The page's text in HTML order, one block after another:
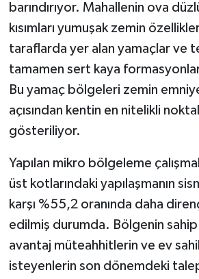
barındırıyor. Mahallenin ova
kısımları yumuşak zemin
taraflarda yer alan yamaçlar ve
tamamen sert kaya
Bu yamaç bölgeleri zemin
açısından kentin en nitelikli
gösteriliyor.
Yapılan mikro bölgeleme
üst kotlarındaki yapılaşmanın
karşı %55,2 oranında daha
edilmiş durumda. Bölgenin
avantaj müteahhitlerin ve ev
isteyenlerin son dönemdeki